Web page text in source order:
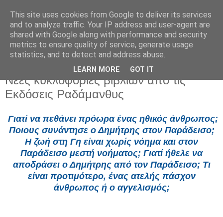
Παρασκευή 22 Μαΐου 2026
Νέες κυκλοφορίες βιβλίων από τις
Εκδόσεις Ραδάμανθυς
Γιατί να πεθάνει πρόωρα ένας ηθικός άνθρωπος;
Ποιους συνάντησε ο Δημήτρης στον Παράδεισο;
Η ζωή στη Γη είναι χωρίς νόημα και στον
Παράδεισο μεστή νοήματος; Γιατί ήθελε να
αποδράσει ο Δημήτρης από τον Παράδεισο; Τι
είναι προτιμότερο, ένας ατελής πάσχον
άνθρωπος ή ο αγγελισμός;
This site uses cookies from Google to deliver its services
and to analyze traffic. Your IP address and user-agent are
shared with Google along with performance and security
metrics to ensure quality of service, generate usage
statistics, and to detect and address abuse.
LEARN MORE GOT IT